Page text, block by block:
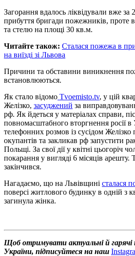
Загорання вдалось ліквідували вже за
прибуття бригади пожежників, проте
та стелю на площі 30 кв.м.
Читайте також: Сталася пожежа в
на виїзді зі Львова
Причини та обставини виникнення
встановлюються.
Як стало відомо Tvoemisto.tv, у цій
Желізко, засуджений за
рф. Як йдеться у матеріалах справи,
повномасштабного вторгнення росії в
телефонних розмов із сусідом Желізко
окупантів та закликав рф запустити
Польщі. За свої дії у квітні цьогоріч
покарання у вигляді 6 місяців арешту.
закінчився.
Нагадаємо, що на Львівщині сталася
поверсі житлового будинку в одній з
загинула жінка.
Щоб отримувати актуальні й гарячі
України, підписуйтеся на наш